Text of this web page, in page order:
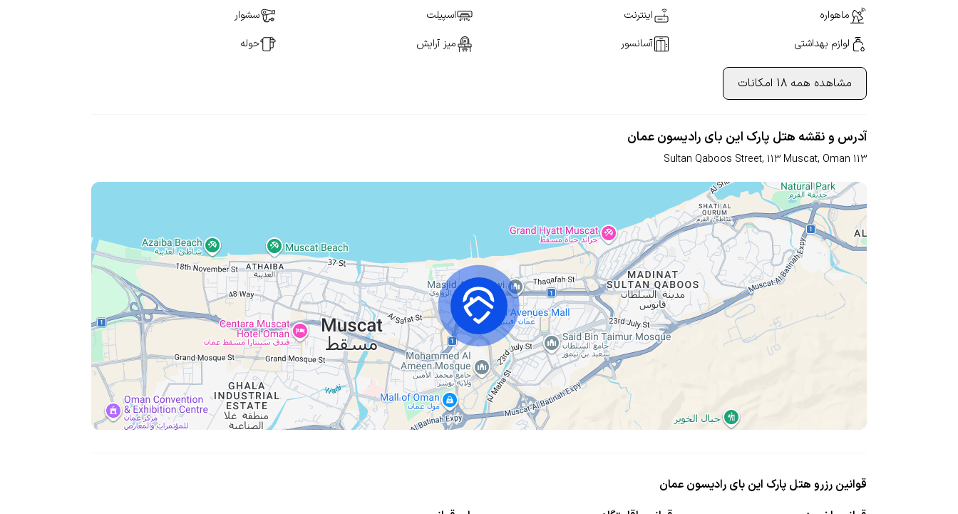
ماهواره اینترنت اسپیلت
سشوار
لوازم بهداشتی
آسانسور میز آرایش حوله
مشاهده همه 18 امکانات
آدرس و نقشه هتل پارک این بای رادیسون عمان
Sultan Qaboos Street, 113 Muscat, Oman 113
قوانین رزرو هتل پارک این بای رادیسون عمان